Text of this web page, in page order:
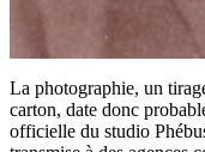
La photographie, un
carton, date donc
officielle du studio